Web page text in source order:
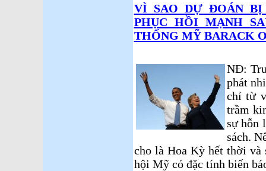
VÌ SAO DỰ ĐOÁN
PHỤC HỒI MẠNH
THỐNG MỸ BARACK
NĐ:
phát
chỉ từ
trầm
sự hỗn
sách.
cho là Hoa Kỳ hết thời và
hội Mỹ có đặc tính biến